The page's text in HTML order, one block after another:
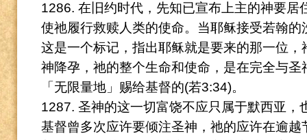
1286. 在旧约时代，先知已宣布上主的神要居
使祂履行救赎人类的使命。 当耶稣接受若翰的
这是一个标记，指出耶稣就是要来的那一位
神降孕，祂的整个生命和使命，是在完全与圣
「无限量地」赐给基督的(若3:34)。
1287. 圣神的这一切富饶不应只属于默西亚，
基督曾多次应许要倾注圣神，祂的应许在逾